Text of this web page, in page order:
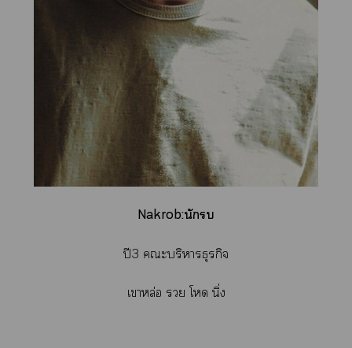
Nakrob:นักรบ
ปี3 ะบริหารธุรกิจ
เาหล่อ  โ นิ่ง